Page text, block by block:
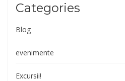
Categories
Blog
evenimente
Excursii!